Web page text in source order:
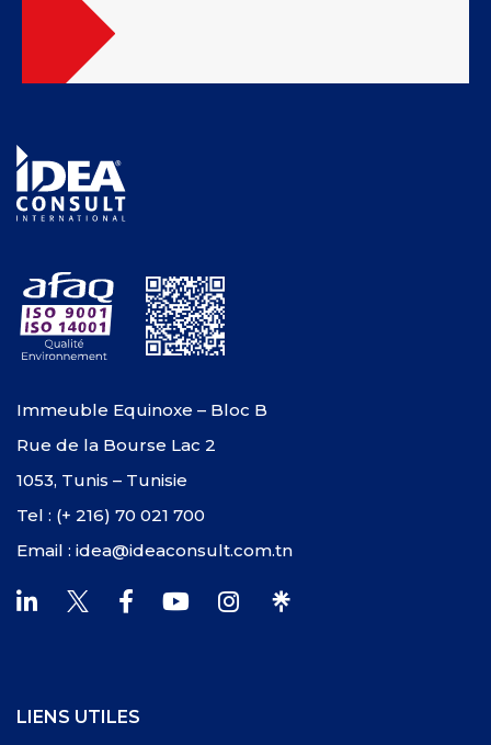
Immeuble Equinoxe – Bloc B
Rue de la Bourse Lac 2
1053, Tunis – Tunisie
Tel : (+ 216) 70 021 700
Email : idea@ideaconsult.com.tn
LIENS UTILES